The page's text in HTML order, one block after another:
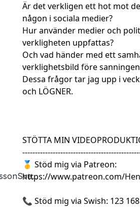
...
Är det verkligen ett hot mot
någon i sociala medier?
Hur använder medier och
verkligheten uppfattas?
Och vad händer med ett
verklighetsbild före
Dessa frågor tar jag upp i
och LÖGNER.
STÖTTA MIN
🥇 Stöd mig via Patreon:
https://www.patreon.com/
📞 Stöd mig via Swish: 123